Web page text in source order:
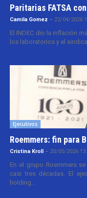
Paritarias FATSA
Camila Gomez - 22/04/2026
El INDEC dio la inflación
los laboratorios y el
Ejecutivos
Roemmers: fin para
Cristina Kroll - 20/05/2026
En el grupo Roemmers
casi tres décadas. El
holding...